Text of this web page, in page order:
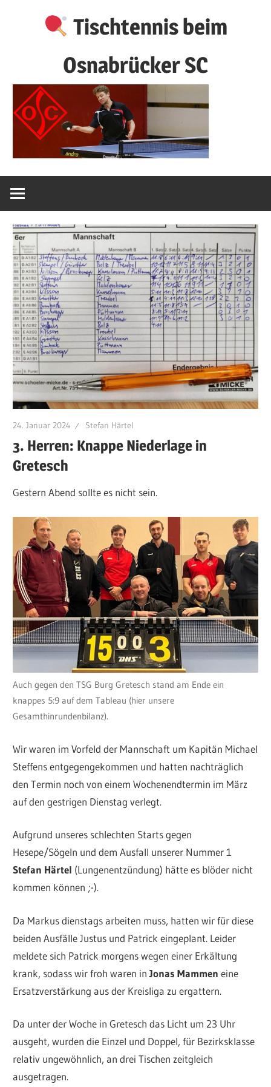
Tischtennis beim
Osnabrücker SC
24. Januar 2024 Stefan Härtel
3. Herren: Knappe Niederlage in
Gretesch
Gestern Abend sollte es nicht sein.
Auch gegen den TSG Burg Gretesch stand am Ende ein
knappes 5:9 auf dem Tableau (hier unsere
Gesamthinrundenbilanz).
Wir waren im Vorfeld der Mannschaft um Kapitän Michael
Steffens entgegengekommen und hatten nachträglich
den Termin noch von einem Wochenendtermin im März
auf den gestrigen Dienstag verlegt.
Aufgrund unseres schlechten Starts gegen
Hesepe/Sögeln und dem Ausfall unserer Nummer 1
Stefan Härtel (Lungenentzündung) hätte es blöder nicht
kommen können ;-).
Da Markus dienstags arbeiten muss, hatten wir für diese
beiden Ausfälle Justus und Patrick eingeplant. Leider
meldete sich Patrick morgens wegen einer Erkältung
krank, sodass wir froh waren inJonas Mammen eine
Ersatzverstärkung aus der Kreisliga zu ergattern.
Da unter der Woche in Gretesch das Licht um 23 Uhr
ausgeht, wurden die Einzel und Doppel, für Bezirksklasse
relativ ungewöhnlich, an drei Tischen zeitgleich
ausgetragen.